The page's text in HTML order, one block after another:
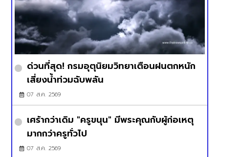
ด่วนที่สุด! กรมอุตุนิยมวิทยาเตือนฝนตกหนัก
เสี่ยงน้ำท่วมฉับพลัน
07 ส.ค. 2569
เศร้ากว่าเดิม "ครูขนุน" มีพระคุณกับผู้ก่อเหตุ
มากกว่าครูทั่วไป
07 ส.ค. 2569